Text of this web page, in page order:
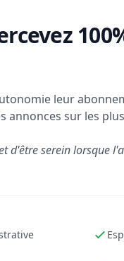
leur
annonces sur les
d'être serein lorsque